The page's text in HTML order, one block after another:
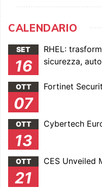
CALENDARIO
SET
16
RHEL:
sicurezza,
OTT
07
Fortinet
OTT
13
Cybertech
OTT
21
CES Unveiled